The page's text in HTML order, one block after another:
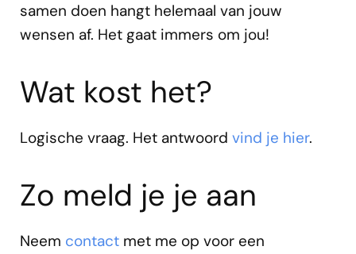
samen doen hangt helemaal van jouw
wensen af. Het gaat immers om jou!
Wat kost het?
Logische vraag. Het antwoord vind je hier.
Zo meld je je aan
Neem contact met me op voor een